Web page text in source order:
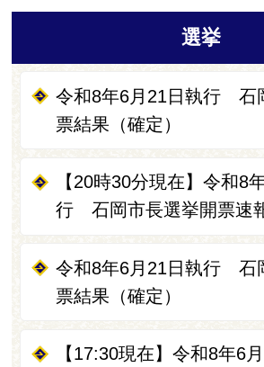
選挙
令和8年6月21日執行 石
票結果（確定）
【20時30分現在】令和8
行 石岡市長選挙開票速
令和8年6月21日執行 石
票結果（確定）
【17:30現在】令和8年6